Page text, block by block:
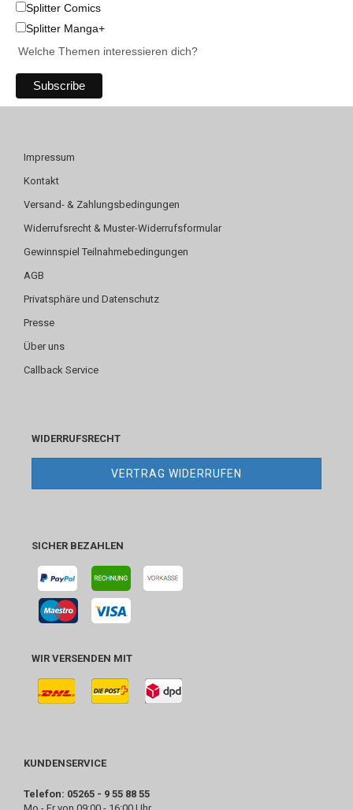
Splitter Comics
Splitter Manga+
Welche Themen interessieren dich?
Impressum
Kontakt
Versand- & Zahlungsbedingungen
Widerrufsrecht & Muster-Widerrufsformular
Gewinnspiel Teilnahmebedingungen
AGB
Privatsphäre und Datenschutz
Presse
Über uns
Callback Service
WIDERRUFSRECHT
VERTRAG WIDERRUFEN
SICHER BEZAHLEN
WIR VERSENDEN MIT
KUNDENSERVICE
Telefon: 05265 - 9 55 88 55